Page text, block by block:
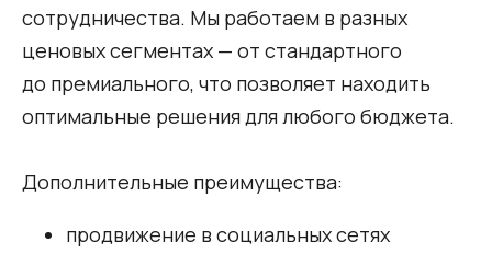
сотрудничества. Мы работаем в разных
ценовых сегментах — от стандартного
до премиального, что позволяет находить
оптимальные решения для любого бюджета.
Дополнительные преимущества:
продвижение в социальных сетях